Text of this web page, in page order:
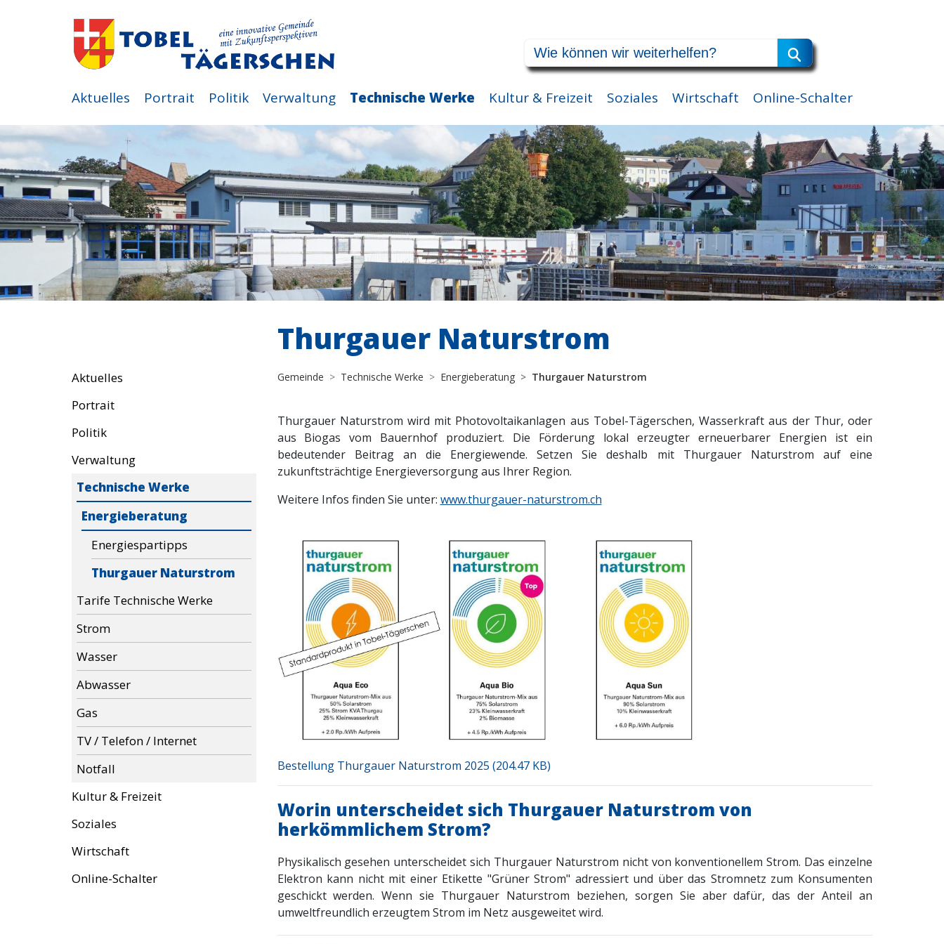
Aktuelles Portrait Politik Verwaltung Technische Werke Kultur & Freizeit Soziales Wirtschaft Online-Schalter
Aktuelles
Portrait
Politik
Verwaltung
Technische Werke
Energieberatung
Energiespartipps
Thurgauer Naturstrom
Tarife Technische Werke
Strom
Wasser
Abwasser
Gas
TV / Telefon / Internet
Notfall
Kultur & Freizeit
Soziales
Wirtschaft
Online-Schalter
Thurgauer Naturstrom
Gemeinde Technische Werke Energieberatung Thurgauer Naturstrom
Thurgauer Naturstrom wird mit Photovoltaikanlagen aus Tobel-Tägerschen, Wasserkraft aus der Thur, oder
aus Biogas vom Bauernhof produziert. Die Förderung lokal erzeugter erneuerbarer Energien ist ein
bedeutender Beitrag an die Energiewende. Setzen Sie deshalb mit Thurgauer Naturstrom auf eine
zukunftsträchtige Energieversorgung aus Ihrer Region.
Weitere Infos finden Sie unter: www.thurgauer-naturstrom.ch
Bestellung Thurgauer Naturstrom 2025 (204.47 KB)
Worin unterscheidet sich Thurgauer Naturstrom von
herkömmlichem Strom?
Physikalisch gesehen unterscheidet sich Thurgauer Naturstrom nicht von konventionellem Strom. Das einzelne
Elektron kann nicht mit einer Etikette "Grüner Strom" adressiert und über das Stromnetz zum Konsumenten
geschickt werden. Wenn sie Thurgauer Naturstrom beziehen, sorgen Sie aber dafür, das der Anteil an
umweltfreundlich erzeugtem Strom im Netz ausgeweitet wird.